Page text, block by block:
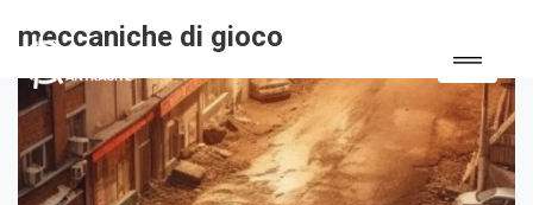
meccaniche di gioco